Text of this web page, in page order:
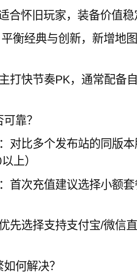
合怀旧玩家，装备价值
衡经典与创新，新增地
打快节奏PK，通常配备
靠？
对比多个发布站的同版
上）
首次充值建议选择小额
先选择支持支付宝/微信
何解决？